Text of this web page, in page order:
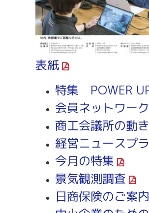
表紙
特集 POWER
会員ネットワー
商工会議所の動き
経営ニュースプ
今月の特集
景気観測調査
日商保険のご案内